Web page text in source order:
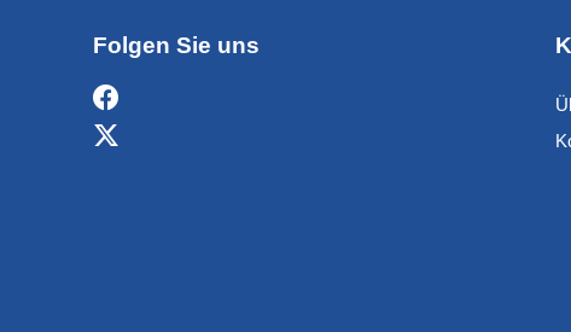
Folgen Sie uns